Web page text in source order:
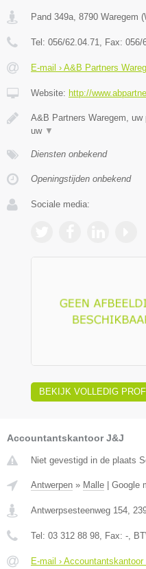
Pand 349a 8790 Waregem (
Tel: 056/62.04.71 , Fax: 056/
E-mail › A&B Partners
Website: http://
A&B Partners Waregem, uw
uw ▼
Diensten onbekend
Openingstijden onbekend
Sociale media:
BEKIJK VOLLEDIG
Accountantskantoor J&J
Niet gevestigd in de plaats
Antwerpen » Malle | Google
Antwerpsesteenweg 154
Tel: 03 312 88 98 , Fax: - ,
E-mail › Accountantskantoor